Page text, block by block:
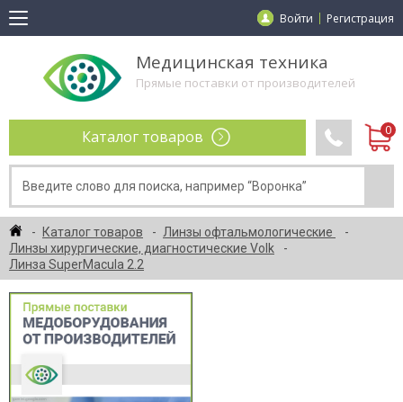
Войти Регистрация
Медицинская техника
Прямые поставки от производителей
Каталог товаров
Каталог товаров
Линзы офтальмологические
Линзы хирургические, диагностические Volk
Линза SuperMacula 2.2